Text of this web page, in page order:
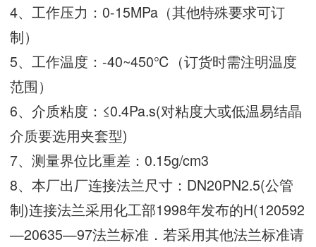
4、工作压力：0-15MPa（其他特殊要求可订
制）
5、工作温度：-40~450℃（订货时需注明温度
范围）
6、介质粘度：≤0.4Pa.s(对粘度大或低温易结晶
介质要选用夹套型)
7、测量界位比重差：0.15g/cm3
8、本厂出厂连接法兰尺寸：DN20PN2.5(公管
制)连接法兰采用化工部1998年发布的H(120592
—20635—97法兰标准．若采用其他法兰标准请